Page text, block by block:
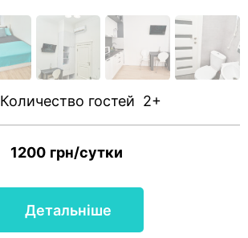
Количество гостей 2+
1200 грн/сутки
Детальніше